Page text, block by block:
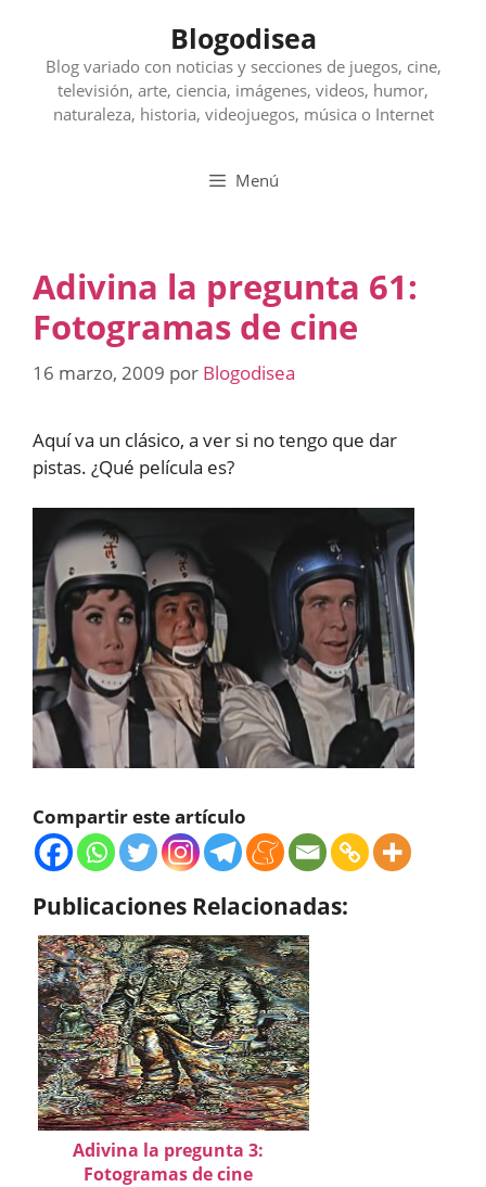
contenido
Blogodisea
Blog variado con noticias y secciones de juegos, cine,
televisión, arte, ciencia, imágenes, videos, humor,
naturaleza, historia, videojuegos, música o Internet
Menú
Adivina la pregunta 61:
Fotogramas de cine
16 marzo, 2009 por Blogodisea
Aquí va un clásico, a ver si no tengo que dar
pistas. ¿Qué película es?
Compartir este artículo
Publicaciones Relacionadas:
Adivina la pregunta 3:
Fotogramas de cine